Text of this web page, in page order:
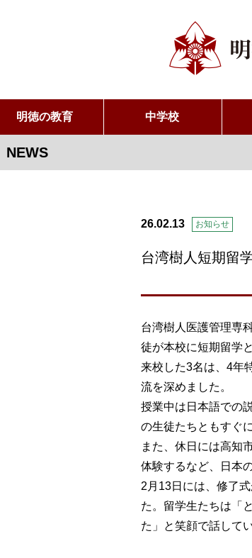
明徳の教育 中学校
NEWS
お知らせ
26.02.13
台湾樹人短期留
台湾樹人医護管理専
徒が本校に短期留学
来校した3名は、4年
流を深めました。
授業中は日本語での
の生徒たちともすぐ
また、休日には高知
体験するなど、日本
2月13日には、修了
た。留学生たちは「
た」と笑顔で話して